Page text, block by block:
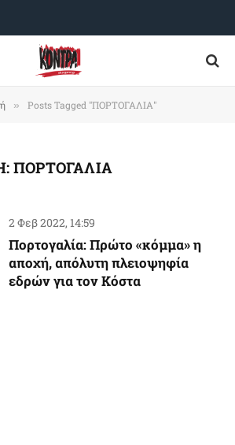
» Posts Tagged "ΠΟΡΤΟΓΑΛΙΑ"
ΠΟΡΤΟΓΑΛΙΑ
2 Φεβ 2022, 14:59
Πορτογαλία: Πρώτο «κόμμα» η
αποχή, απόλυτη πλειοψηφία
εδρών για τον Κόστα